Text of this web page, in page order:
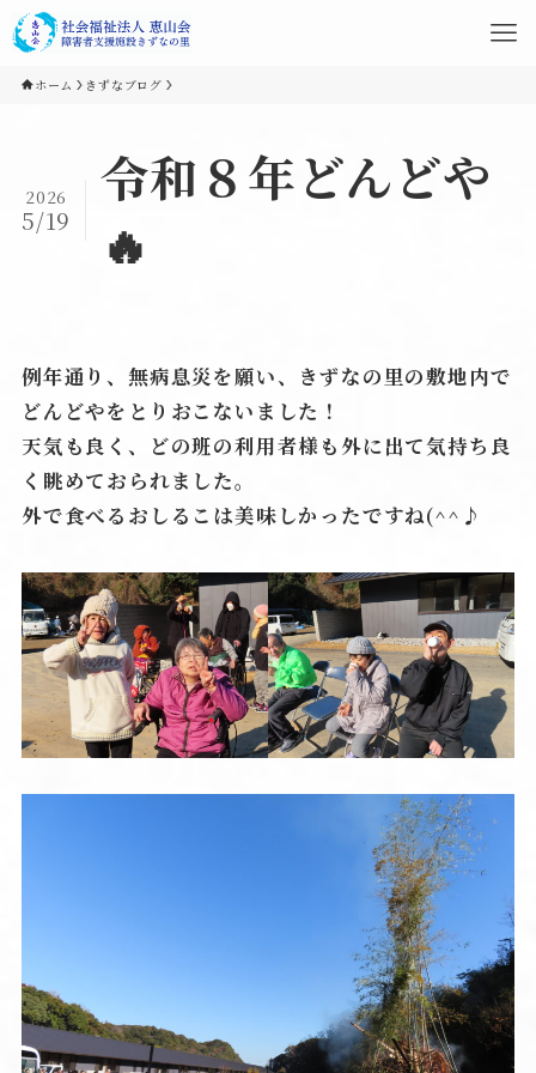
ホーム きずなブログ
令和８年どんどや
🔥
2026
5/19
例年通り、無病息災を願い、きずなの里の敷地内で
どんどやをとりおこないました！
天気も良く、どの班の利用者様も外に出て気持ち良
く眺めておられました。
外で食べるおしるこは美味しかったですね(^^♪